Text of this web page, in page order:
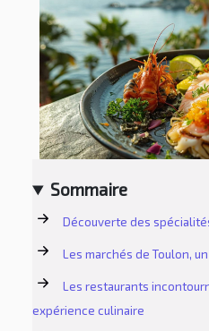
Sommaire
Découverte des
Les marchés de Toulon,
Les restaurants
expérience culinaire